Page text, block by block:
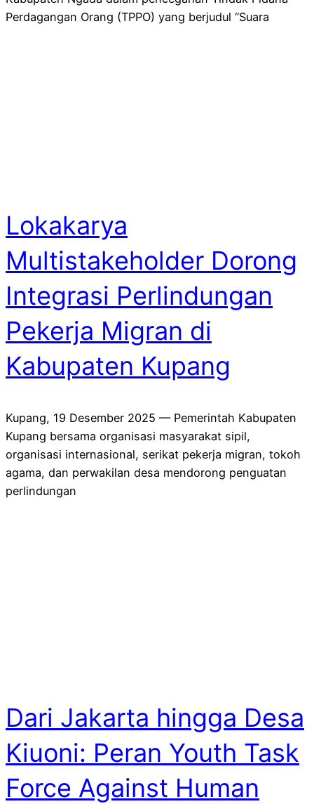
Perdagangan Orang (TPPO) yang berjudul “Suara
Lokakarya
Multistakeholder Dorong
Integrasi Perlindungan
Pekerja Migran di
Kabupaten Kupang
Kupang, 19 Desember 2025 — Pemerintah Kabupaten
Kupang bersama organisasi masyarakat sipil,
organisasi internasional, serikat pekerja migran, tokoh
agama, dan perwakilan desa mendorong penguatan
perlindungan
Dari Jakarta hingga Desa
Kiuoni: Peran Youth Task
Force Against Human